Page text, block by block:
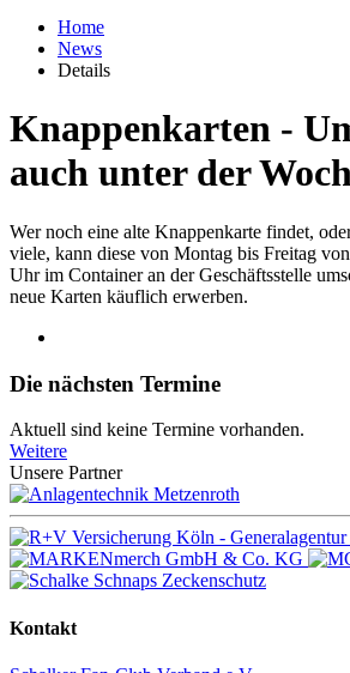
Home
News
Details
Knappenkarten -
auch unter der
Wer noch eine alte Knappenkarte findet,
viele, kann diese von Montag bis Freitag
Uhr im Container an der Geschäftsstelle
neue Karten käuflich erwerben.
Die nächsten Termine
Aktuell sind keine Termine vorhanden.
Weitere
Unsere Partner
Kontakt